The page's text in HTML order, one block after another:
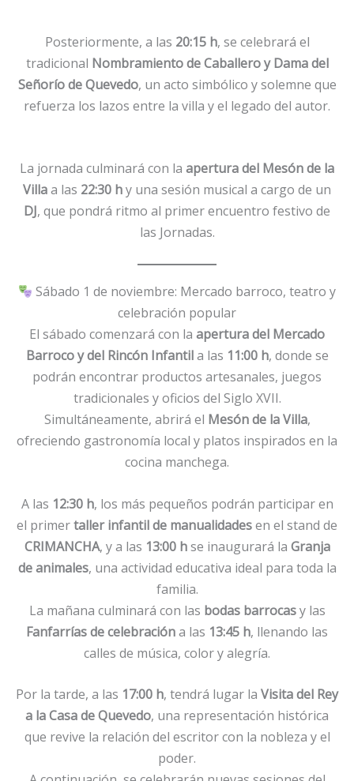
Posteriormente, a las 20:15 h, se celebrará el
tradicional Nombramiento de Caballero y Dama del
Señorío de Quevedo, un acto simbólico y solemne que
refuerza los lazos entre la villa y el legado del autor.
La jornada culminará con la apertura del Mesón de la
Villaa las 22:30 hy una sesión musical a cargo de un
DJ, que pondrá ritmo al primer encuentro festivo de
las Jornadas.
Sábado 1 de noviembre: Mercado barroco, teatro y
celebración popular
El sábado comenzará con la apertura del Mercado
Barroco y del Rincón Infantila las 11:00 h, donde se
podrán encontrar productos artesanales, juegos
tradicionales y oficios del Siglo XVII.
Simultáneamente, abrirá el Mesón de la Villa,
ofreciendo gastronomía local y platos inspirados en la
cocina manchega.
A las 12:30 h, los más pequeños podrán participar en
el primertaller infantil de manualidadesen el stand de
CRIMANCHA, y a las 13:00 hse inaugurará la Granja
de animales, una actividad educativa ideal para toda la
familia.
La mañana culminará con las bodas barrocasy las
Fanfarrías de celebracióna las 13:45 h, llenando las
calles de música, color y alegría.
Por la tarde, a las 17:00 h, tendrá lugar la Visita del Rey
a la Casa de Quevedo, una representación histórica
que revive la relación del escritor con la nobleza y el
poder.